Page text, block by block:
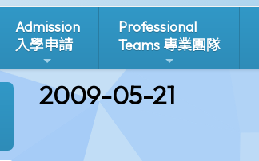
Admission
入學申請
Professional
Teams 專業團隊
2009-05-21